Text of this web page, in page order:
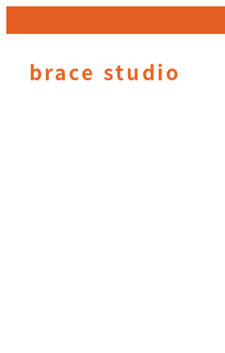
イ
brace studio